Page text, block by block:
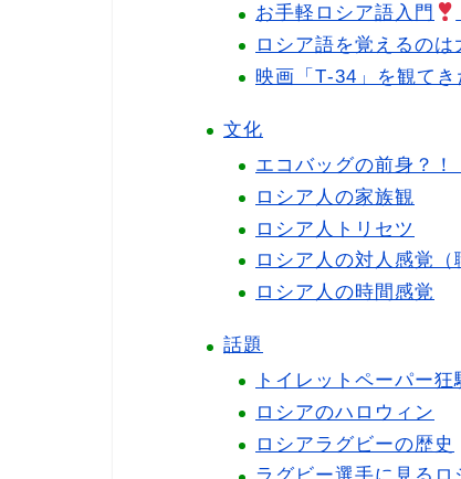
お手軽ロシア語入門
ロシア語を覚えるのは
映画「Т-34」を観て
文化
エコバッグの前身？
ロシア人の家族観
ロシア人トリセツ
ロシア人の対人感覚（
ロシア人の時間感覚
話題
トイレットペーパー
ロシアのハロウィン
ロシアラグビーの歴史